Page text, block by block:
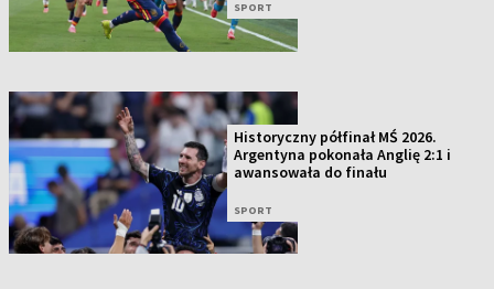
SPORT
Historyczny półfinał MŚ 2026.
Argentyna pokonała Anglię 2:1 i
awansowała do finału
SPORT